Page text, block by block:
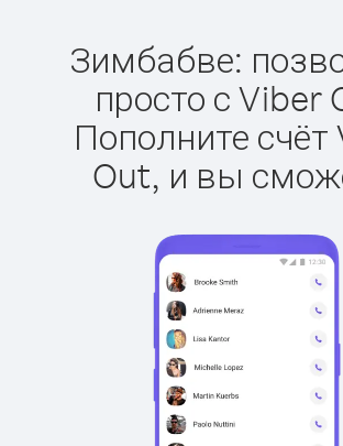
Зимбабве:
просто с Viber
Пополните счёт
Out, и вы